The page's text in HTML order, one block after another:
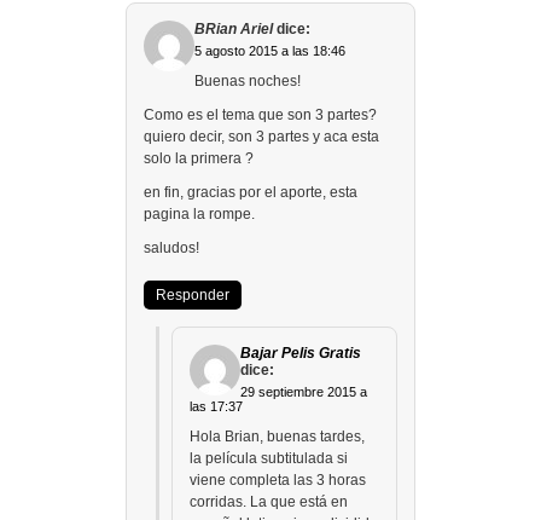
BRian Ariel dice:
5 agosto 2015 a las 18:46
Buenas noches!
Como es el tema que son 3 partes?
quiero decir, son 3 partes y aca esta
solo la primera ?
en fin, gracias por el aporte, esta
pagina la rompe.
saludos!
Responder
Bajar Pelis Gratis
dice:
29 septiembre 2015 a
las 17:37
Hola Brian, buenas tardes,
la película subtitulada si
viene completa las 3 horas
corridas. La que está en